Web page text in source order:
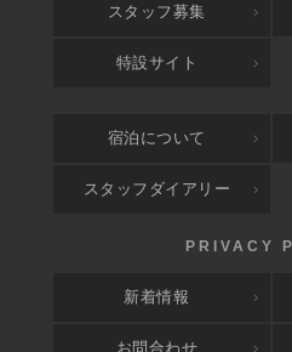
スタッフ募集
特設サイト
宿泊について
スタッフダイアリー
新着情報
お問合わせ